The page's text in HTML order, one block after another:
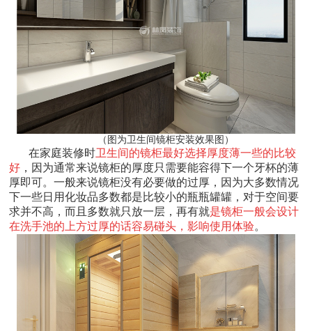
（图为卫生间镜柜安装效果图）
在家庭装修时卫生间的镜柜最好选择厚度薄一些的比较
好 ，因为通常来说镜柜的厚度只需要能容得下一个牙杯的薄
厚即可。一般来说镜柜没有必要做的过厚，因为大多数情况
下一些日用化妆品多数都是比较小的瓶瓶罐罐，对于空间要
求并不高，而且多数就只放一层，再有就是镜柜一般会设计
在洗手池的上方过厚的话容易碰头，影响使用体验。